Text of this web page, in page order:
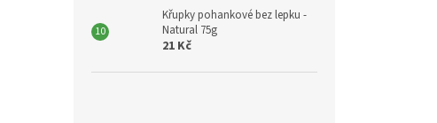
Křupky pohankové bez lepku -
Natural 75g
21 Kč